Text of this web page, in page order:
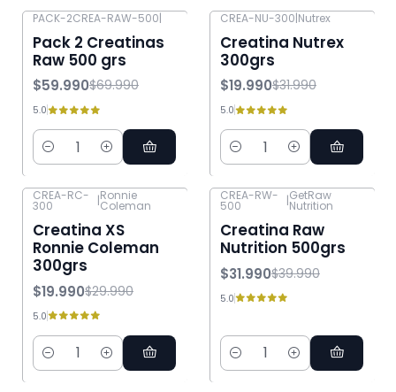
PACK-2CREA-RAW-500|
Pack 2 Creatinas
Raw 500 grs
$59.990$69.990
5.0
Cantidad
CREA-NU-300|Nutrex
Creatina Nutrex
300grs
$19.990$31.990
5.0
Cantidad
-33% OFF
CREA-RC-
300 |Ronnie
Coleman
Creatina XS
Ronnie Coleman
300grs
$19.990$29.990
5.0
Cantidad
-20% OFF
CREA-RW-
500 |GetRaw
Nutrition
Creatina Raw
Nutrition 500grs
$31.990$39.990
5.0
Cantidad